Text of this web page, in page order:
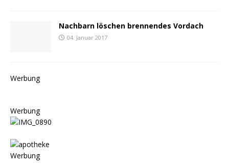
Nachbarn löschen brennendes Vordach
04. Januar 2017
Werbung
Werbung
Werbung